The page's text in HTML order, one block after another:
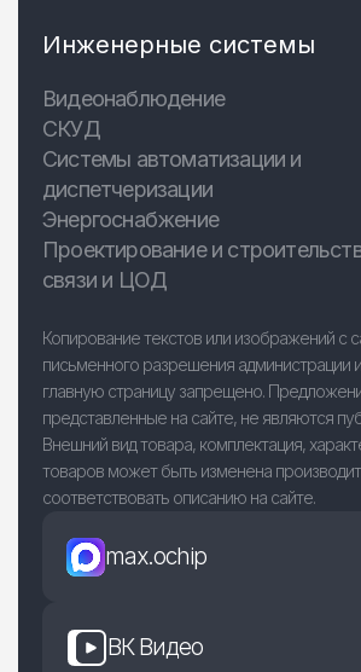
Инженерные системы
Видеонаблюдение
СКУД
Системы автоматизации и
диспетчеризации
Энергоснабжение
Проектирование и
связи и ЦОД
Копирование текстов или изображений с
письменного разрешения администрации
главную страницу запрещено.
представленные на сайте, не являются
Внешний вид товара, комплектация,
товаров может быть изменена
соответствовать описанию на сайте.
max.ochip
ВК Видео